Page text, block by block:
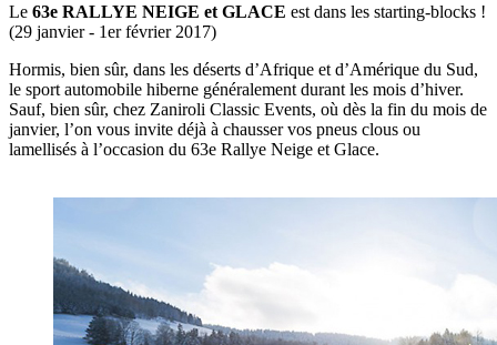
Le 63e RALLYE NEIGE et GLACE est dans les starting-blocks !
(29 janvier ‐ 1er février 2017)
Hormis, bien sûr, dans les déserts d’Afrique et d’Amérique du Sud,
le sport automobile hiberne généralement durant les mois d’hiver.
Sauf, bien sûr, chez Zaniroli Classic Events, où dès la fin du mois de
janvier, l’on vous invite déjà à chausser vos pneus clous ou
lamellisés à l’occasion du 63e Rallye Neige et Glace.